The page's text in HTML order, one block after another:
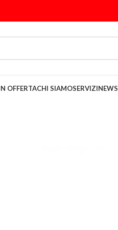
OFFERTACHI SIAMOSERVIZINEWS